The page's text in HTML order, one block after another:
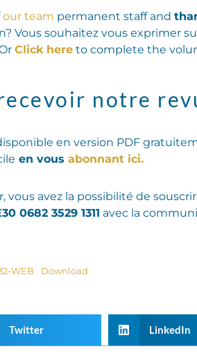
our team permanent staff and
Vous souhaitez vous exprimer
Click here to complete the
notre
en version PDF
en vous abonnant ici.
vous avez la possibilité de
0682 3529 1311 avec la
WEB Download
Twitter LinkedIn